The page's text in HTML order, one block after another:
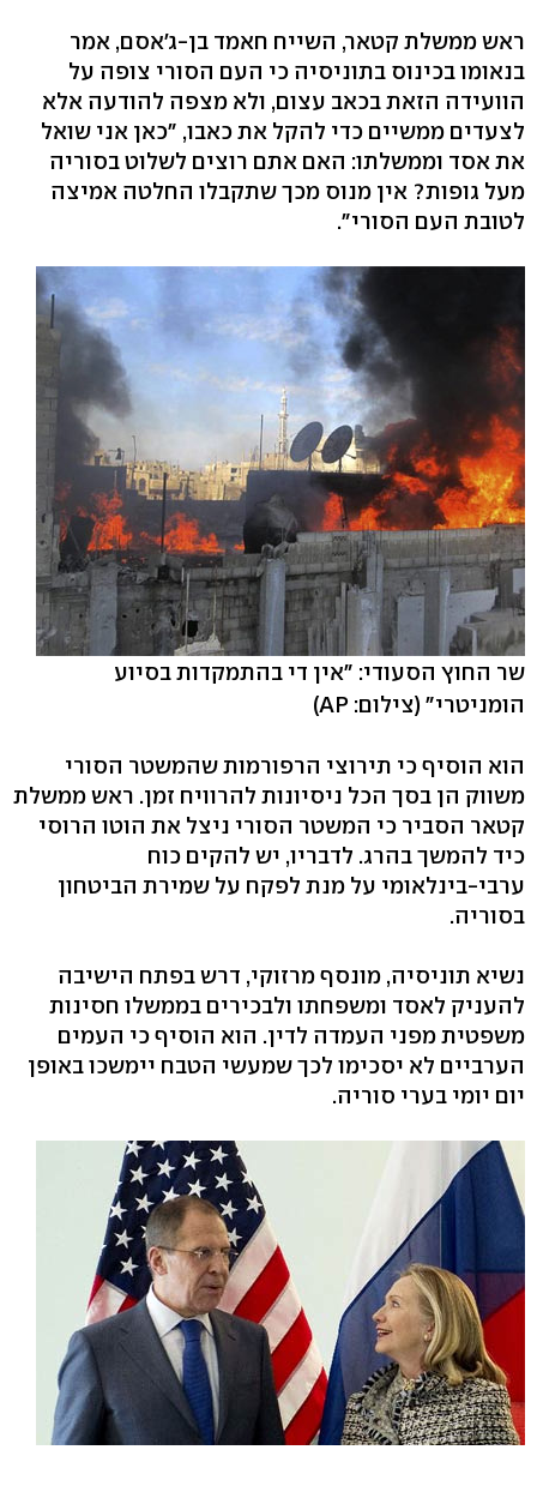
ראש ממשלת קטאר, השייח חאמד בן-ג'אסם, אמר
בנאומו בכינוס בתוניסיה כי העם הסורי צופה על
הוועידה הזאת בכאב עצום, ולא מצפה להודעה אלא
לצעדים ממשיים כדי להקל את כאבו, "כאן אני שואל
את אסד וממשלתו: האם אתם רוצים לשלוט בסוריה
מעל גופות? אין מנוס מכך שתקבלו החלטה אמיצה
לטובת העם הסורי".
שר החוץ הסעודי: "אין די בהתמקדות בסיוע
הומניטרי" (צילום: AP)
הוא הוסיף כי תירוצי הרפורמות שהמשטר הסורי
משווק הן בסך הכל ניסיונות להרוויח זמן. ראש ממשלת
קטאר הסביר כי המשטר הסורי ניצל את הוטו הרוסי
כיד להמשך בהרג. לדבריו, יש להקים כוח
ערבי-בינלאומי על מנת לפקח על שמירת הביטחון
בסוריה.
נשיא תוניסיה, מונסף מרזוקי, דרש בפתח הישיבה
להעניק לאסד ומשפחתו ולבכירים בממשלו חסינות
משפטית מפני העמדה לדין. הוא הוסיף כי העמים
הערביים לא יסכימו לכך שמעשי הטבח יימשכו באופן
יום יומי בערי סוריה.